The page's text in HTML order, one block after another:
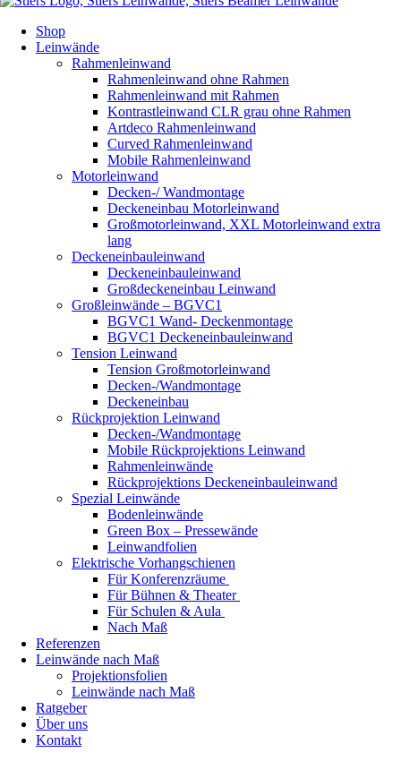
Shop
Leinwände
Rahmenleinwand
Rahmenleinwand ohne Rahmen
Rahmenleinwand mit Rahmen
Kontrastleinwand CLR grau ohne Rahmen
Artdeco Rahmenleinwand
Curved Rahmenleinwand
Mobile Rahmenleinwand
Motorleinwand
Decken-/ Wandmontage
Deckeneinbau Motorleinwand
Großmotorleinwand, XXL Motorleinwand extra
lang
Deckeneinbauleinwand
Deckeneinbauleinwand
Großdeckeneinbau Leinwand
Großleinwände – BGVC1
BGVC1 Wand- Deckenmontage
BGVC1 Deckeneinbauleinwand
Tension Leinwand
Tension Großmotorleinwand
Decken-/Wandmontage
Deckeneinbau
Rückprojektion Leinwand
Decken-/Wandmontage
Mobile Rückprojektions Leinwand
Rahmenleinwände
Rückprojektions Deckeneinbauleinwand
Spezial Leinwände
Bodenleinwände
Green Box – Pressewände
Leinwandfolien
Elektrische Vorhangschienen
Für Konferenzräume
Für Bühnen & Theater
Für Schulen & Aula
Nach Maß
Referenzen
Leinwände nach Maß
Projektionsfolien
Leinwände nach Maß
Ratgeber
Über uns
Kontakt